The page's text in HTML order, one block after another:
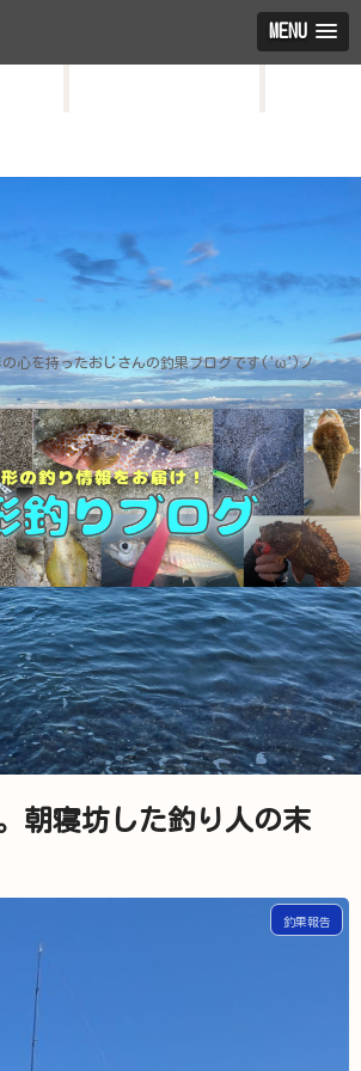
MENU
の心を持ったおじさんの釣果ブログです('ω')ノ
朝寝坊した釣り人の末
釣果報告